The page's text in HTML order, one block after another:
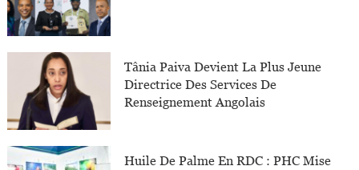
Tânia Paiva Devient La Plus Jeune
Directrice Des Services De
Renseignement Angolais
Huile De Palme En RDC : PHC Mise